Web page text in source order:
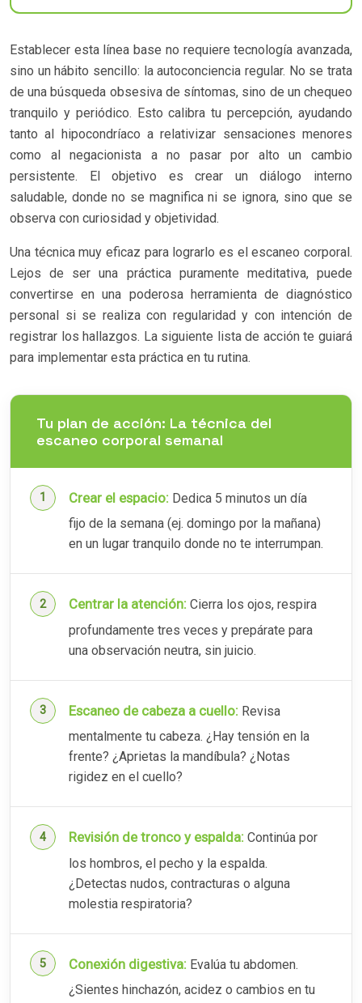
Establecer esta línea base no requiere tecnología avanzada,
sino un hábito sencillo: la autoconciencia regular. No se trata
de una búsqueda obsesiva de síntomas, sino de un chequeo
tranquilo y periódico. Esto calibra tu percepción, ayudando
tanto al hipocondríaco a relativizar sensaciones menores
como al negacionista a no pasar por alto un cambio
persistente. El objetivo es crear un diálogo interno
saludable, donde no se magnifica ni se ignora, sino que se
observa con curiosidad y objetividad.
Una técnica muy eficaz para lograrlo es el escaneo corporal.
Lejos de ser una práctica puramente meditativa, puede
convertirse en una poderosa herramienta de diagnóstico
personal si se realiza con regularidad y con intención de
registrar los hallazgos. La siguiente lista de acción te guiará
para implementar esta práctica en tu rutina.
Tu plan de acción: La técnica del
escaneo corporal semanal
Crear el espacio: Dedica 5 minutos un día
fijo de la semana (ej. domingo por la mañana)
en un lugar tranquilo donde no te interrumpan.
Centrar la atención: Cierra los ojos, respira
profundamente tres veces y prepárate para
una observación neutra, sin juicio.
Escaneo de cabeza a cuello: Revisa
mentalmente tu cabeza. ¿Hay tensión en la
frente? ¿Aprietas la mandíbula? ¿Notas
rigidez en el cuello?
Revisión de tronco y espalda: Continúa por
los hombros, el pecho y la espalda.
¿Detectas nudos, contracturas o alguna
molestia respiratoria?
Conexión digestiva: Evalúa tu abdomen.
¿Sientes hinchazón, acidez o cambios en tu